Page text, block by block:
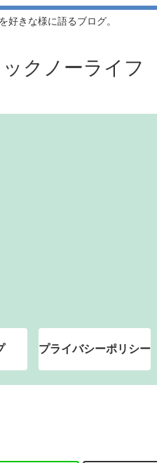
好きな様に語るブログ。
クノーライフ
プライバシーポリシー